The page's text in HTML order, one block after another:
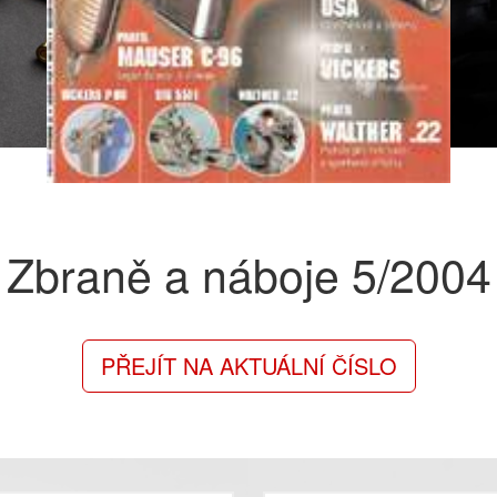
Zbraně a náboje 5/2004
PŘEJÍT NA AKTUÁLNÍ ČÍSLO